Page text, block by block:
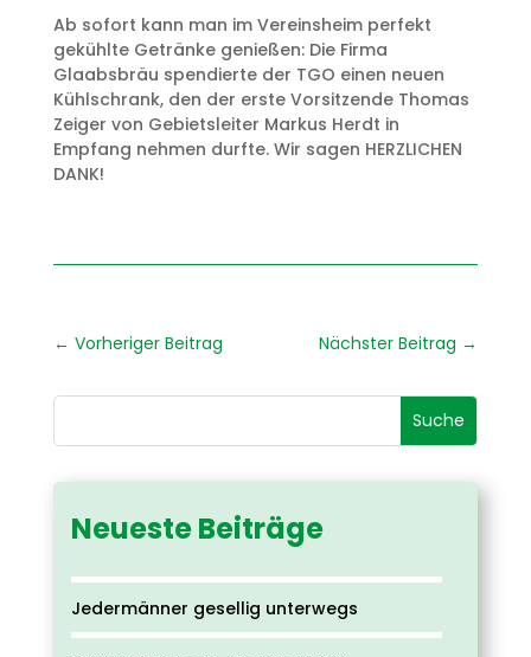
Ab sofort kann man im Vereinsheim perfekt
gekühlte Getränke genießen: Die Firma
Glaabsbräu spendierte der TGO einen neuen
Kühlschrank, den der erste Vorsitzende Thomas
Zeiger von Gebietsleiter Markus Herdt in
Empfang nehmen durfte. Wir sagen HERZLICHEN
DANK!
← Vorheriger Beitrag Nächster Beitrag →
Neueste Beiträge
Jedermänner gesellig unterwegs